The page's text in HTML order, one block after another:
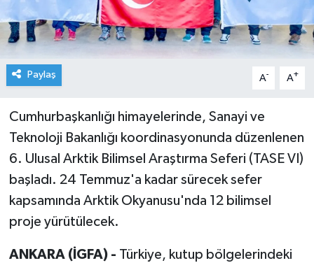
Paylaş A- A+
Cumhurbaşkanlığı himayelerinde, Sanayi ve
Teknoloji Bakanlığı koordinasyonunda düzenlenen
6. Ulusal Arktik Bilimsel Araştırma Seferi (TASE VI)
başladı. 24 Temmuz'a kadar sürecek sefer
kapsamında Arktik Okyanusu'nda 12 bilimsel
proje yürütülecek.
ANKARA (İGFA) - Türkiye, kutup bölgelerindeki